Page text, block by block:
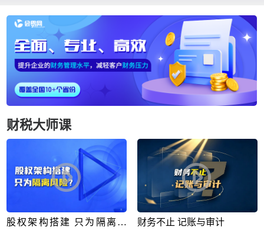
财税大师课
股权架构搭建 只为隔离风
财务不止 记账与审计